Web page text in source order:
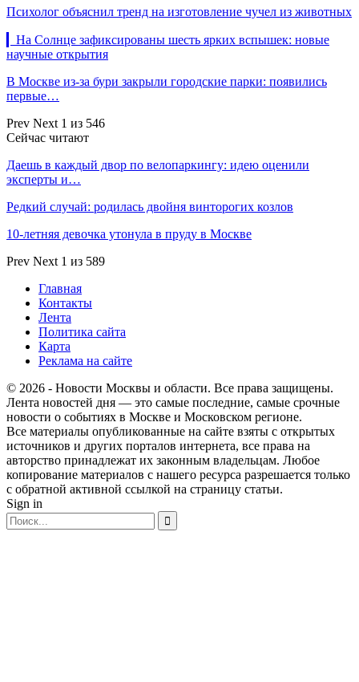
Психолог объяснил тренд на изготовление чучел из животных
▎На Солнце зафиксированы шесть ярких вспышек: новые
научные открытия
В Москве из-за бури закрыли городские парки: появились
первые…
Prev Next 1 из 546
Сейчас читают
Даешь в каждый двор по велопаркингу: идею оценили
эксперты и…
Редкий случай: родилась двойня винторогих козлов
10-летняя девочка утонула в пруду в Москве
Prev Next 1 из 589
Главная
Контакты
Лента
Политика сайта
Карта
Реклама на сайте
© 2026 - Новости Москвы и области. Все права защищены.
Лента новостей дня — это самые последние, самые срочные
новости о событиях в Москве и Московском регионе.
Все материалы опубликованные на сайте взяты с открытых
источников и других порталов интернета, все права на
авторство принадлежат их законным владельцам. Любое
копирование материалов с нашего ресурса разрешается только
с обратной активной ссылкой на страницу статьи.
Sign in